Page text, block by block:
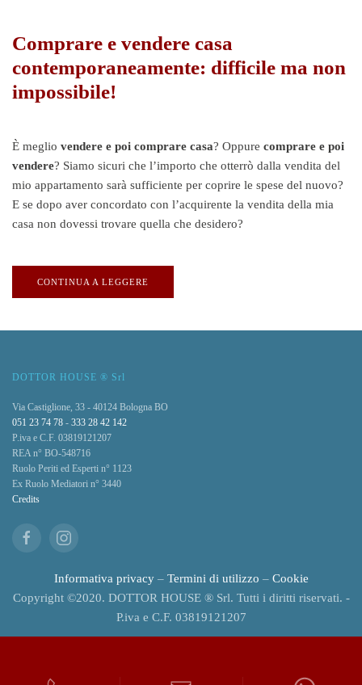
Comprare e vendere casa
contemporaneamente: difficile ma non
impossibile!
È meglio vendere e poi comprare casa? Oppure comprare e poi
vendere? Siamo sicuri che l’importo che otterrò dalla vendita del
mio appartamento sarà sufficiente per coprire le spese del nuovo?
E se dopo aver concordato con l’acquirente la vendita della mia
casa non dovessi trovare quella che desidero?
CONTINUA A LEGGERE
DOTTOR HOUSE ® Srl
Via Castiglione, 33 - 40124 Bologna BO
051 23 74 78 - 333 28 42 142
P.iva e C.F. 03819121207
REA n° BO-548716
Ruolo Periti ed Esperti n° 1123
Ex Ruolo Mediatori n° 3440
Credits
Informativa privacy– Termini di utilizzo – Cookie
Copyright ©2020. DOTTOR HOUSE ® Srl. Tutti i diritti riservati. -
P.iva e C.F. 03819121207